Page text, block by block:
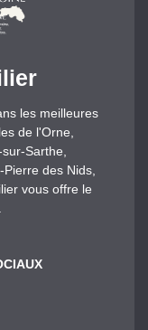
les meilleures
de l'Orne,
Sarthe,
des Nids,
vous offre le